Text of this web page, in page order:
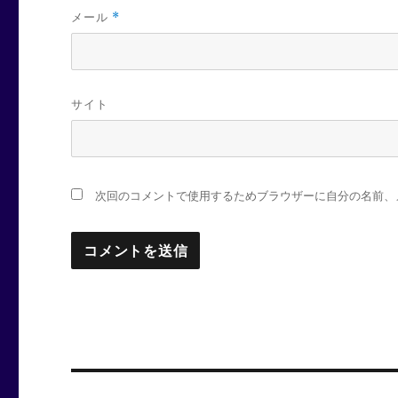
メール *
サイト
次回のコメントで使用するためブラウザーに自分の名前